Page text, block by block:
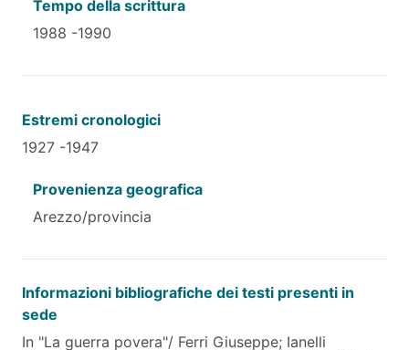
Tempo della scrittura
1988 -1990
Estremi cronologici
1927 -1947
Provenienza geografica
Arezzo/provincia
Informazioni bibliografiche dei testi presenti in
sede
In "La guerra povera"/ Ferri Giuseppe; Ianelli